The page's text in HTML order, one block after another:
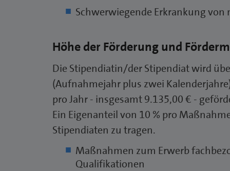
Schwerwiegende Erkrankung von
Höhe der Förderung und
Die Stipendiatin/der Stipendiat wird
(Aufnahmejahr plus zwei
pro Jahr - insgesamt 9.135,00 € -
Ein Eigenanteil von 10 % pro
Stipendiaten zu tragen.
Maßnahmen zum Erwerb
Qualifikationen